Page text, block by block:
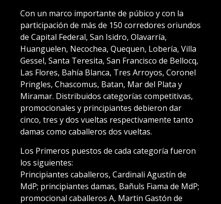
Con un marco importante de púbico y con la
participación de más de 150 corredores oriundos
de Capital Federal, San Isidro, Olavarría,
Huanguelen, Necochea, Quequen, Lobería, Villa
Gessel, Santa Teresita, San Francisco de Bellocq,
Las Flores, Bahía Blanca, Tres Arroyos, Coronel
Pringles, Chascomus, Batan, Mar del Plata y
Miramar. Distribuidos categorías competitivas,
promocionales y principiantes debieron dar
cinco, tres y dos vueltas respectivamente tanto
damas como caballeros dos vueltas.
Los Primeros puestos de cada categoría fueron
los siguientes:
Principiantes caballeros, Cardinali Agustín de
MdP; principiantes damas, Bañuls Fiama de MdP;
promocional caballeros A, Martin Gastón de